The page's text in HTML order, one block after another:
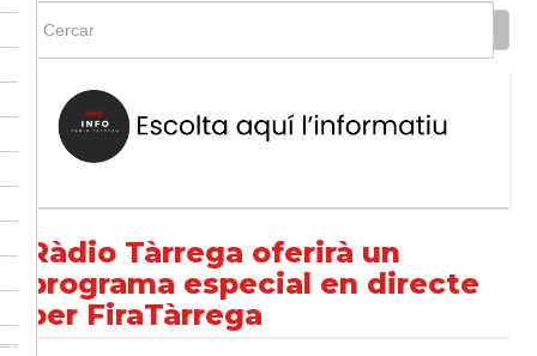
Ràdio Tàrrega oferirà un
programa especial en directe
per FiraTàrrega